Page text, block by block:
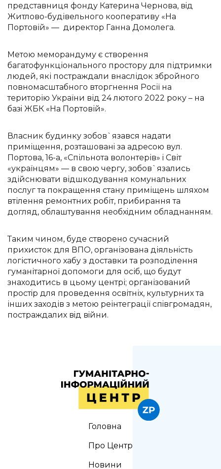
представниця фонду Катерина Чернова, вiд
Житлово-будівельного кооперативу «На
Портовій» — директор Ганна Домолега.
Метою меморандуму є створення
багатофункціонального простору для підтримки
людей, які постраждали внаслідок збройного
повномасштабного вторгнення Росії на
територію України від 24 лютого 2022 року – на
базi ЖБК «На Портовій».
Власник будинку зобов`язався надати
приміщення, розташованi за адресою вул.
Портова, 16-а, «Спільнота волонтерів» i Світ
«українцям» — в свою чергу, зобов`язались
здійснювати відшкодування комунальних
послуг та покращення стану приміщень шляхом
втілення ремонтних робіт, прибирання та
догляд, облаштування необхiдним обладнанням.
Таким чином, буде створено сучасний
прихисток для ВПО, організована діяльнiсть
логістичного хабу з доставки та розподілення
гуманітарної допомоги для осіб, що будут
знаходитись в цьому центрі; організований
простiр для проведення освітніх, культурних та
інших заходів з метою реінтеграції спiвгромадян,
постраждалих вiд вiйни.
Головна
Про Центр
Новини